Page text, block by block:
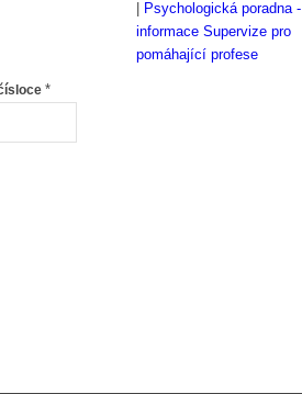
*
Psychologická poradna -
informace Supervize pro
pomáhající profese